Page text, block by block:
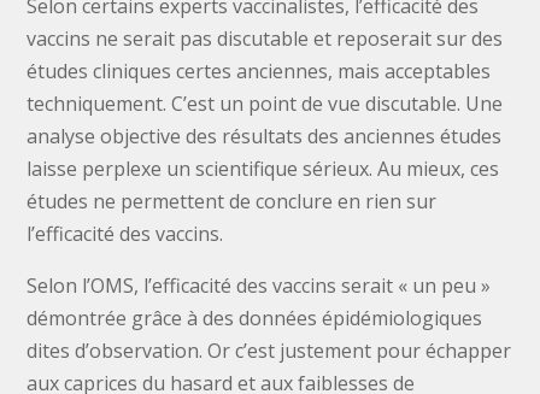
Selon certains experts vaccinalistes, l’efficacité des
vaccins ne serait pas discutable et reposerait sur des
études cliniques certes anciennes, mais acceptables
techniquement. C’est un point de vue discutable. Une
analyse objective des résultats des anciennes études
laisse perplexe un scientifique sérieux. Au mieux, ces
études ne permettent de conclure en rien sur
l’efficacité des vaccins.
Selon l’OMS, l’efficacité des vaccins serait « un peu »
démontrée grâce à des données épidémiologiques
dites d’observation. Or c’est justement pour échapper
aux caprices du hasard et aux faiblesses de